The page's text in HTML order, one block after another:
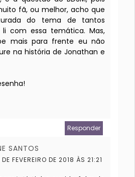
fã, ou melhor, acho que
do tema de tantos
li com essa temática. Mas,
mais para frente eu não
na história de Jonathan e
Responder
SANTOS
DE FEVEREIRO DE 2018 ÀS 21:21